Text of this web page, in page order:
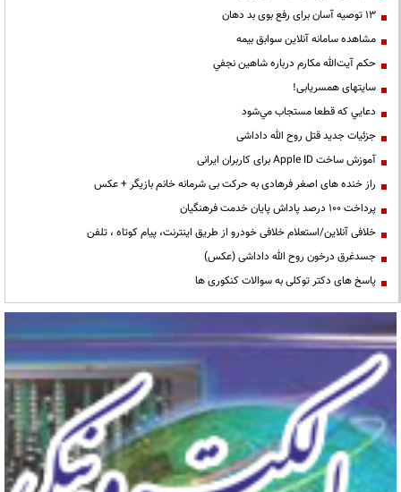
13 توصیه آسان برای رفع بوی بد دهان
مشاهده سامانه آنلاين سوابق بیمه
حكم آيت‌الله مكارم درباره شاهين نجفي
سایتهای همسریابی!
دعايي كه قطعا مستجاب مي‌شود
جزئیات جدید قتل روح الله داداشی
آموزش ساخت Apple ID برای کاربران ایرانی
راز خنده های اصغر فرهادی به حرکت بی شرمانه خانم بازیگر + عکس
پرداخت ۱۰۰ درصد پاداش پایان خدمت فرهنگیان
خلافی آنلاین/استعلام خلافی خودرو از طریق اینترنت، پیام کوتاه ، تلفن
جسدغرق درخون روح الله داداشی (عکس)
پاسخ های دکتر توکلی به سوالات کنکوری ها